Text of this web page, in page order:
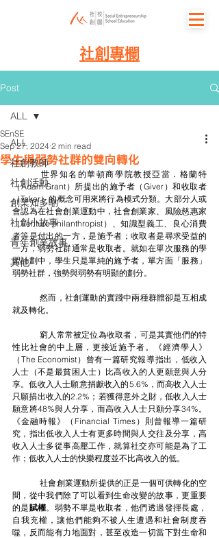
社創專欄
Post
ALL
社創教師
社創活動
創業知多啲
社創小故事
青年創業故事
其他
ALL
學生與弱勢社群的雙向轉化
SEnSE
Sep 27, 2024 2 min read
（Adam Grant）所提出的施予者（Giver）和收取者
（Taker）的概念可用來將行為模式分類。大部分人或
會認為在社會創業運動中，社會創業家、風險慈惠家
（Venture philanthropist）、知識型義工、良心消費
者等是付出的一方，是施予者；收取者是尋求受益的
一方，弱勢社群通常是收取者。就如在單次服務的學
習計劃中，學生只是單純的施予者，單方面「服務」
弱勢社群，強勢與弱勢有明顯的劃分。
	然而，社創運動的實踐中兩種群體卻是互相成
就及轉化。
	窮人常常被定位為收取者，可是其實他們的特
性比社會的中上層，更接近施予者。《經濟學人》
（The Economist）曾有一篇研究報導指出，低收入
人士（不是最貧困人士）比高收入的人更願意與人分
享。低收入人士願意捐獻收入的5.6%，而高收入人士
只願捐出收入的2.2%；若獲得意外之財，低收入人士
願意將48%與人分享，而高收入人士只願分享34%。
《金融時報》（Financial Times）則曾報導一篇研
究，指出低收入人士有更多時間與人交往及分享，高
收入人士多從事高壓工作，就算社交亦可能是為了工
作；低收入人士的快樂程度並不比高收入的低。
	社會創業運動所提供的正是一個可供轉化的空
間，從中我們除了可以看到生命改變的故事，更重要
的是賦權。弱勢不單是收取者，他們透過發揮長處，
自我充權，讓他們能夠不被人生遭遇和社會制度吞
噬，反而能有力地面對，甚至改造一切當下對生命和